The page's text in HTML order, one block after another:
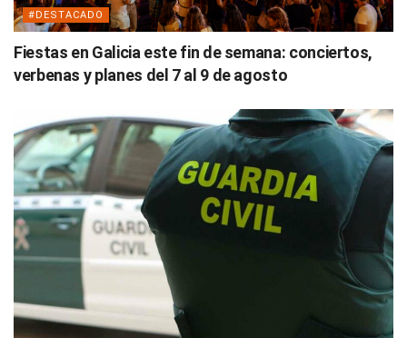
#DESTACADO
Fiestas en Galicia este fin de semana: conciertos,
verbenas y planes del 7 al 9 de agosto